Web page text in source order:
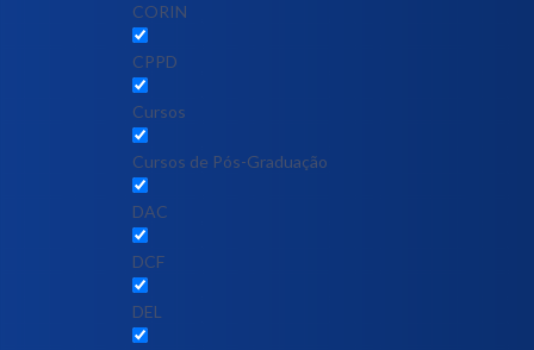
CORIN
CPPD
Cursos
Cursos de Pós-Graduação
DAC
DCF
DEL